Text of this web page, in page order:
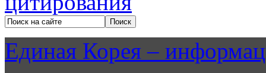
Единая Корея –